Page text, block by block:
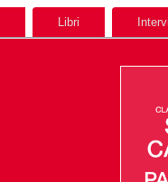
Libri